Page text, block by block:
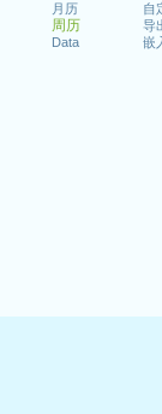
月历
周历
Data
自
导
嵌